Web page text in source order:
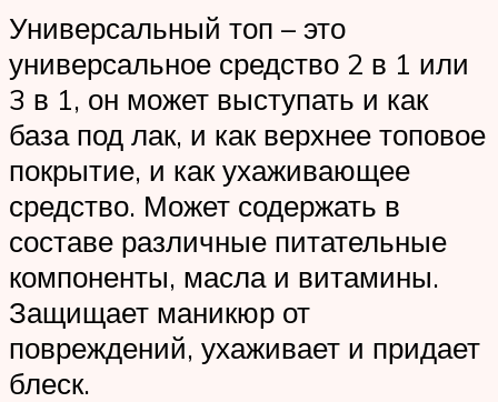
Универсальный топ – это
универсальное средство 2 в 1 или
3 в 1, он может выступать и как
база под лак, и как верхнее топовое
покрытие, и как ухаживающее
средство. Может содержать в
составе различные питательные
компоненты, масла и витамины.
Защищает маникюр от
повреждений, ухаживает и придает
блеск.